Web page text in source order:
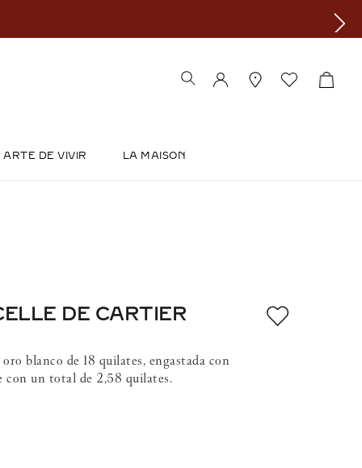
ARTE DE VIVIR LA MAISON
DE CARTIER
blanco de 18 quilates, engastada con
con un total de 2,58 quilates.